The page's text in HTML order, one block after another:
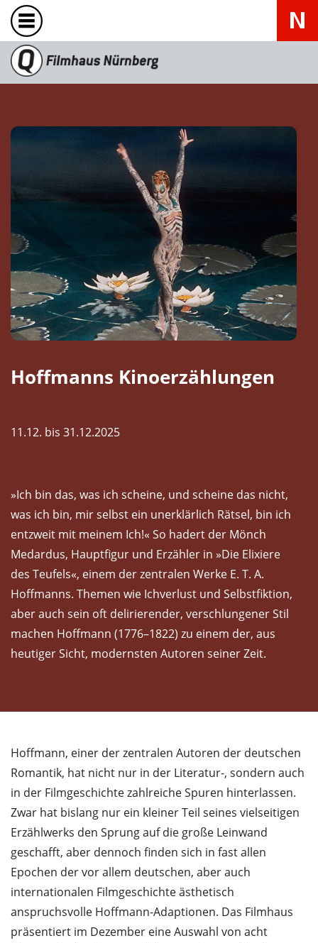
Hoffmanns Kinoerzählungen
11.12. bis 31.12.2025
»Ich bin das, was ich scheine, und scheine das nicht,
was ich bin, mir selbst ein unerklärlich Rätsel, bin ich
entzweit mit meinem Ich!« So hadert der Mönch
Medardus, Hauptfigur und Erzähler in »Die Elixiere
des Teufels«, einem der zentralen Werke E. T. A.
Hoffmanns. Themen wie Ichverlust und Selbstfiktion,
aber auch sein oft delirierender, verschlungener Stil
machen Hoffmann (1776–1822) zu einem der, aus
heutiger Sicht, modernsten Autoren seiner Zeit.
Hoffmann, einer der zentralen Autoren der deutschen
Romantik, hat nicht nur in der Literatur-, sondern auch
in der Filmgeschichte zahlreiche Spuren hinterlassen.
Zwar hat bislang nur ein kleiner Teil seines vielseitigen
Erzählwerks den Sprung auf die große Leinwand
geschafft, aber dennoch finden sich in fast allen
Epochen der vor allem deutschen, aber auch
internationalen Filmgeschichte ästhetisch
anspruchsvolle Hoffmann-Adaptionen. Das Filmhaus
präsentiert im Dezember eine Auswahl von acht